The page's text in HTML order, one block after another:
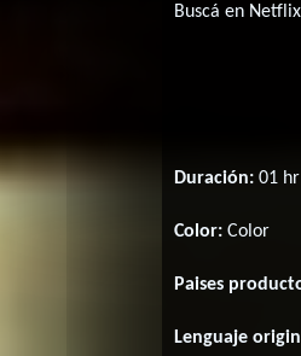
Buscá en
Duración: 01
Color: Color
Paises
Lenguaje